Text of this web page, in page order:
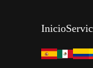
Inicio